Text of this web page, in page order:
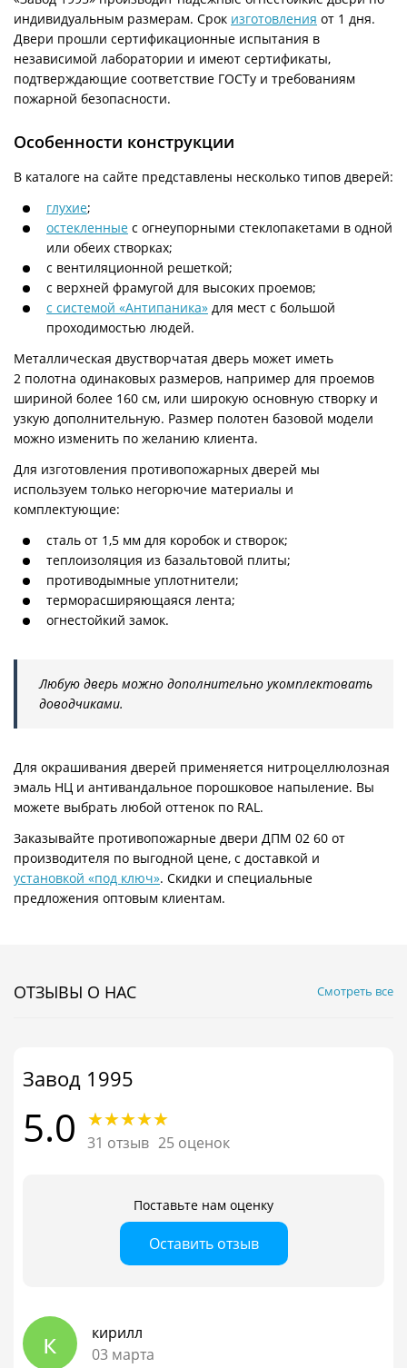
индивидуальным размерам. Срок изготовления от 1 дня.
Двери прошли сертификационные испытания в
независимой лаборатории и имеют сертификаты,
подтверждающие соответствие ГОСТу и требованиям
пожарной безопасности.
Особенности конструкции
В каталоге на сайте представлены несколько типов дверей:
глухие;
остекленные с огнеупорными стеклопакетами в одной
или обеих створках;
с вентиляционной решеткой;
с верхней фрамугой для высоких проемов;
с системой «Антипаника» для мест с большой
проходимостью людей.
Металлическая двустворчатая дверь может иметь
2 полотна одинаковых размеров, например для проемов
шириной более 160 см, или широкую основную створку и
узкую дополнительную. Размер полотен базовой модели
можно изменить по желанию клиента.
Для изготовления противопожарных дверей мы
используем только негорючие материалы и
комплектующие:
сталь от 1,5 мм для коробок и створок;
теплоизоляция из базальтовой плиты;
противодымные уплотнители;
терморасширяющаяся лента;
огнестойкий замок.
Любую дверь можно дополнительно укомплектовать
доводчиками.
Для окрашивания дверей применяется нитроцеллюлозная
эмаль НЦ и антивандальное порошковое напыление. Вы
можете выбрать любой оттенок по RAL.
Заказывайте противопожарные двери ДПМ 02 60 от
производителя по выгодной цене, с доставкой и
установкой «под ключ». Скидки и специальные
предложения оптовым клиентам.
ОТЗЫВЫ О НАС Смотреть все
Завод 1995
5.0 31 отзыв 25 оценок
Поставьте нам оценку
Оставить отзыв
к
кирилл
03 марта